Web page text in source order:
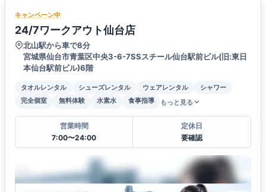
キャンペーン中
24/7ワークアウト仙台店
北山駅から車で8分
宮城県仙台市青葉区中央3-6-7SSスチール仙台駅前ビル(旧:東日
本仙台駅前ビル)6階
タオルレンタル シューズレンタル ウェアレンタル
シャワー
完全個室
無料体験 水素水 食事指導 もっと見る
営業時間
7:00〜24:00
定休日
要確認